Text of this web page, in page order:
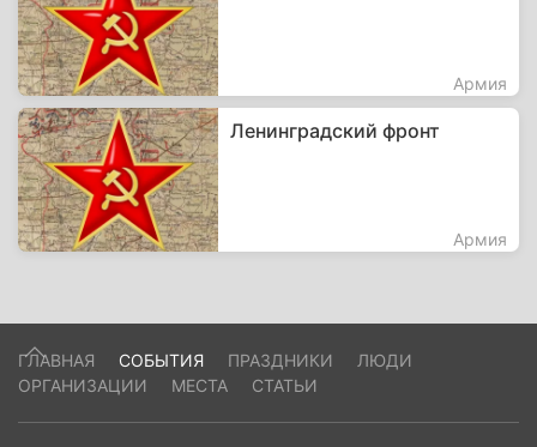
Армия
Ленинградский фронт
Армия
ГЛАВНАЯ СОБЫТИЯ ПРАЗДНИКИ
ЛЮДИ
ОРГАНИЗАЦИИ
МЕСТА СТАТЬИ